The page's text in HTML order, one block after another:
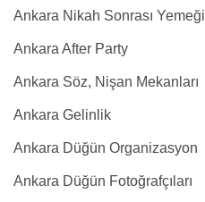
Ankara Nikah Sonrası Yemeği
Ankara After Party
Ankara Söz, Nişan Mekanları
Ankara Gelinlik
Ankara Düğün Organizasyon
Ankara Düğün Fotoğrafçıları